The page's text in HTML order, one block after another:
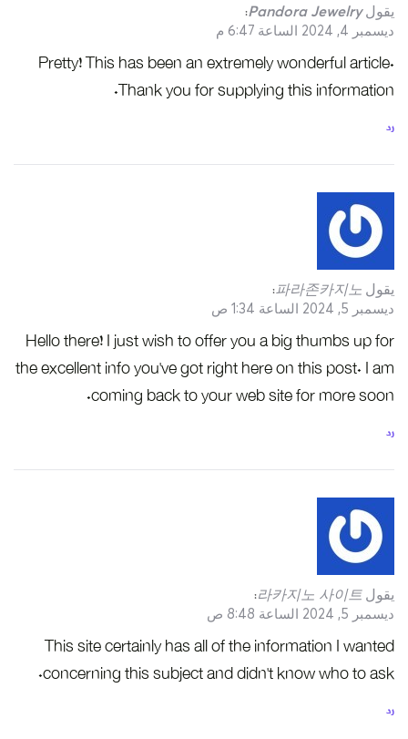
يقول Pandora Jewelry
:
ديسمبر 4, 2024 الساعة 6:47 م
Pretty! This has been an extremely wonderful article.
Thank you for supplying this information.
رد
يقول 파라존카지노
:
ديسمبر 5, 2024 الساعة 1:34 ص
Hello there! I just wish to offer you a big thumbs up for
the excellent info you’ve got right here on this post. I am
coming back to your web site for more soon.
رد
يقول 라카지노 사이트
:
ديسمبر 5, 2024 الساعة 8:48 ص
This site certainly has all of the information I wanted
concerning this subject and didn’t know who to ask.
رد